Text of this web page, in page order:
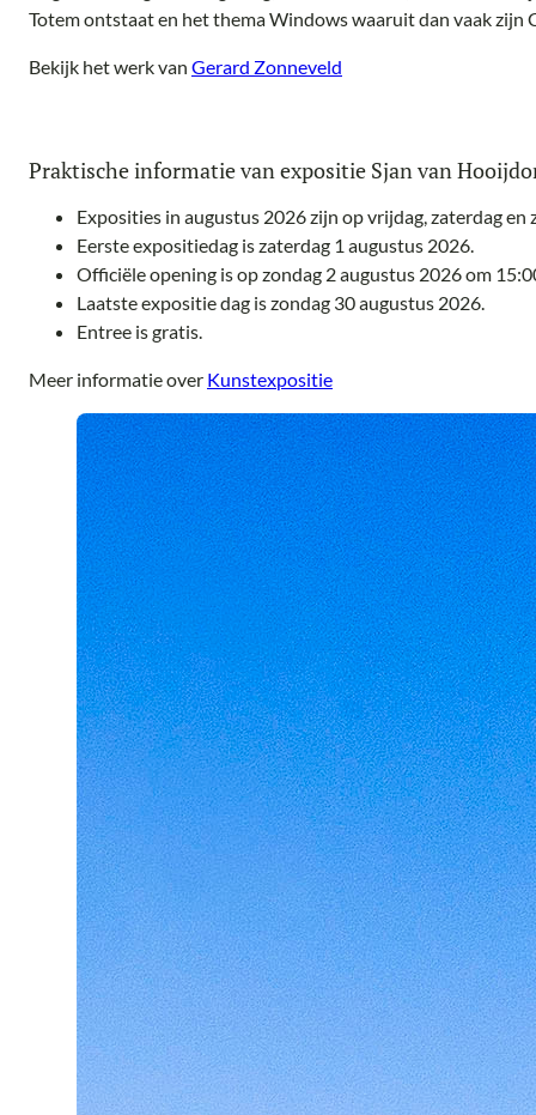
Totem ontstaat en het thema Windows waaruit dan vaak zijn
Bekijk het werk van Gerard Zonneveld
Praktische informatie van expositie Sjan van
Exposities in augustus 2026 zijn op vrijdag, zaterdag
Eerste expositiedag is zaterdag 1 augustus 2026.
Officiële opening is op zondag 2 augustus 2026 om
Laatste expositie dag is zondag 30 augustus 2026.
Entree is gratis.
Meer informatie over Kunstexpositie